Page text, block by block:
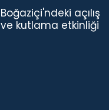
Boğaziçi'ndeki açılış
ve kutlama etkinliği